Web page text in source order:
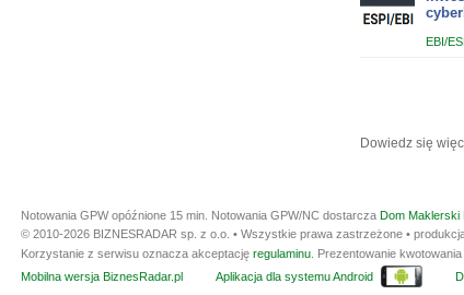
EBI/
Dowiedz się
Notowania GPW opóźnione 15 min. Notowania GPW/NC dostarcza Dom Maklerski
© 2010-2026 BIZNESRADAR sp. z o.o. • Wszystkie prawa zastrzeżone •
Korzystanie z serwisu oznacza akceptację regulaminu. Prezentowanie
Mobilna wersja BiznesRadar.pl
Aplikacja dla systemu Android